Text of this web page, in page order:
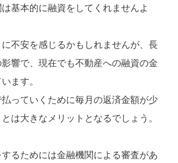
基本的に融資をしてくれませんよ
不安を感じるかもしれませんが、長
響で、現在でも不動産への融資の金
ます。
っていくために毎月の返済金額が少
は大きなメリットとなるでしょう。
るためには金融機関による審査があ